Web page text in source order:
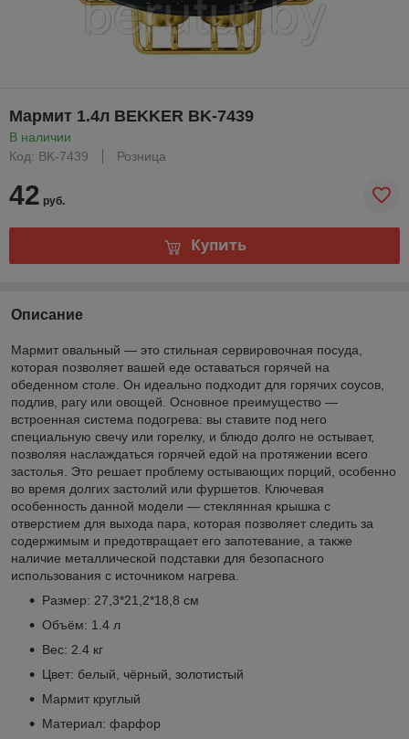
Мармит 1.4л BEKKER BK-7439
В наличии
Код: BK-7439
Розница
42 руб.
Купить
Описание
Мармит овальный — это стильная сервировочная посуда,
которая позволяет вашей еде оставаться горячей на
обеденном столе. Он идеально подходит для горячих соусов,
подлив, рагу или овощей. Основное преимущество —
встроенная система подогрева: вы ставите под него
специальную свечу или горелку, и блюдо долго не остывает,
позволяя наслаждаться горячей едой на протяжении всего
застолья. Это решает проблему остывающих порций, особенно
во время долгих застолий или фуршетов. Ключевая
особенность данной модели — стеклянная крышка с
отверстием для выхода пара, которая позволяет следить за
содержимым и предотвращает его запотевание, а также
наличие металлической подставки для безопасного
использования с источником нагрева.
Размер: 27,3*21,2*18,8 см
Объём: 1.4 л
Вес: 2.4 кг
Цвет: белый, чёрный, золотистый
Мармит круглый
Материал: фарфор